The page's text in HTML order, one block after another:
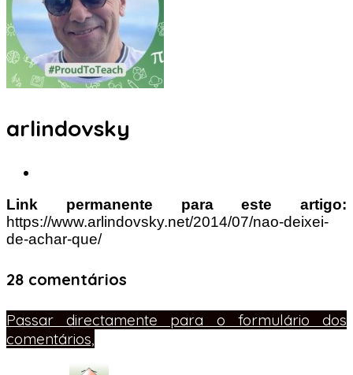
arlindovsky
Link permanente para este artigo:
https://www.arlindovsky.net/2014/07/nao-deixei-
de-achar-que/
28 comentários
Passar directamente para o formulário dos
comentários,